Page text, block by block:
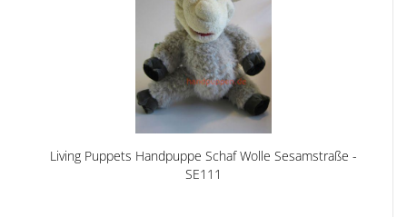
Living Puppets Handpuppe Schaf Wolle Sesamstraße -
SE111